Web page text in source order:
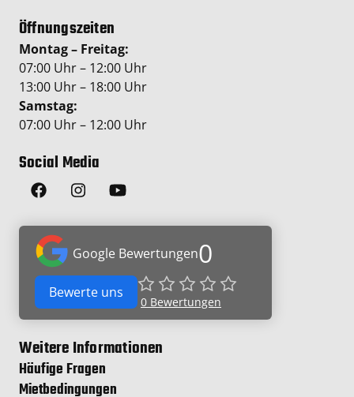
Öffnungszeiten
Montag – Freitag:
07:00 Uhr – 12:00 Uhr
13:00 Uhr – 18:00 Uhr
Samstag:
07:00 Uhr – 12:00 Uhr
Social Media
Google Bewertungen0
Bewerte uns
0 Bewertungen
Weitere Informationen
Häufige Fragen
Mietbedingungen